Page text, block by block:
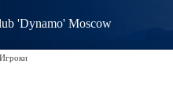
'Dynamo' Moscow
Игроки